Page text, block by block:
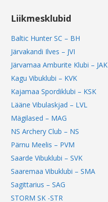
Liikmesklubid
Baltic Hunter SC – BH
Järvakandi Ilves – JVI
Järvamaa Amburite Klubi – JAK
Kagu Vibuklubi – KVK
Kajamaa Spordiklubi – KSK
Lääne Vibulaskjad – LVL
Mägilased – MAG
NS Archery Club – NS
Pärnu Meelis – PVM
Saarde Vibuklubi – SVK
Saaremaa Vibuklubi – SMA
Sagittarius – SAG
STORM SK -STR